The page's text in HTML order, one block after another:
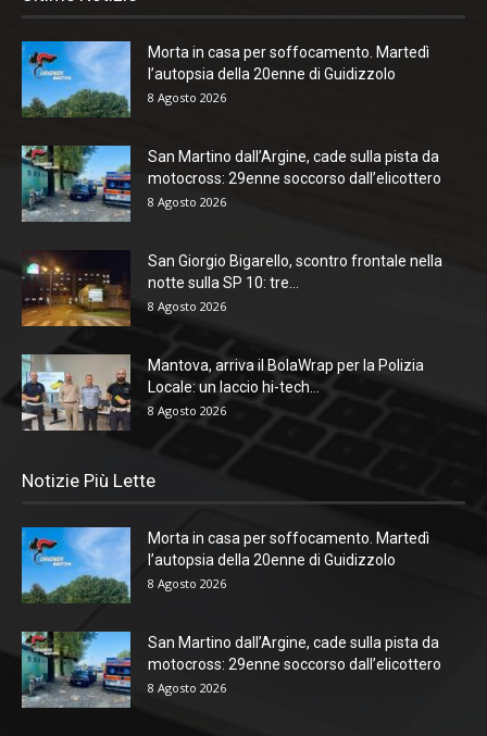
Morta in casa per soffocamento. Martedì
l’autopsia della 20enne di Guidizzolo
8 Agosto 2026
San Martino dall’Argine, cade sulla pista da
motocross: 29enne soccorso dall’elicottero
8 Agosto 2026
San Giorgio Bigarello, scontro frontale nella
notte sulla SP 10: tre...
8 Agosto 2026
Mantova, arriva il BolaWrap per la Polizia
Locale: un laccio hi-tech...
8 Agosto 2026
Notizie Più Lette
Morta in casa per soffocamento. Martedì
l’autopsia della 20enne di Guidizzolo
8 Agosto 2026
San Martino dall’Argine, cade sulla pista da
motocross: 29enne soccorso dall’elicottero
8 Agosto 2026